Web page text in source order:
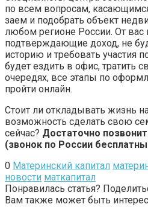
по всем вопросам,
заем и подобрать объект
любом регионе России. От
подтверждающие доход, не
историю и требовать участия
будет ездить в офис, тратить
очередях, все этапы по
пройти онлайн.
Стоит ли откладывать жизнь
возможность сделать свою
сейчас? Достаточно
(звонок по России
0 Материнский капитал
новости маткапитал
Понравилась статья?
Вам также может быть